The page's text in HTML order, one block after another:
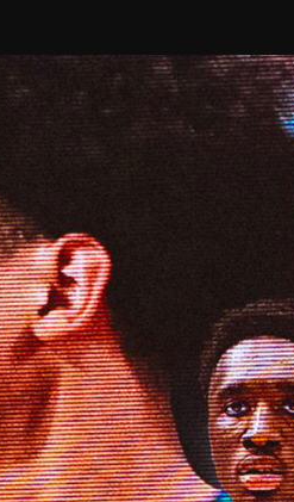
Présentation
La vie au centre
Adidas Arena
Accès et informations
Arena Tour